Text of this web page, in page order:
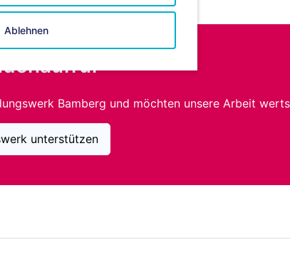
Bamberg und möchten unsere Arbeit
unterstützen
Ablehnen